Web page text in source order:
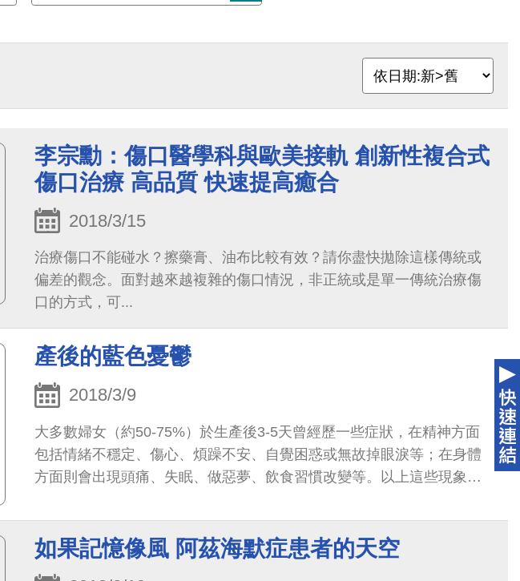
李宗勳：傷口醫學科與歐美接軌 創新性複合式
傷口治療 高品質 快速提高癒合
2018/3/15
治療傷口不能碰水？擦藥膏、油布比較有效？請你盡快拋除這樣傳統或
偏差的觀念。面對越來越複雜的傷口情況，非正統或是單一傳統治療傷
口的方式，可...
產後的藍色憂鬱
2018/3/9
大多數婦女（約50-75%）於生產後3-5天曾經歷一些症狀，在精神方面
包括情緒不穩定、傷心、煩躁不安、自覺困惑或無故掉眼淚等；在身體
方面則會出現頭痛、失眠、做惡夢、飲食習慣改變等。以上這些現象稱
如果記憶像風 阿茲海默症患者的天空